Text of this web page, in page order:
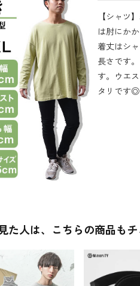
【シャツ
は肘にか
着丈はシ
長さです
す。ウエ
タリです◎
た人は、こちらの商品も